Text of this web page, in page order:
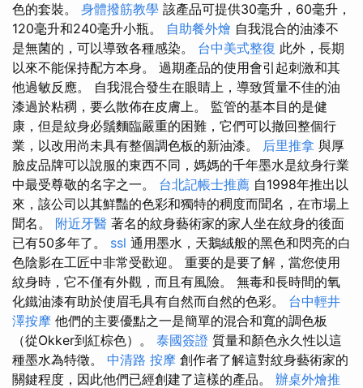
色的套裝。 身體撥筋教學 該產品可提供30毫升，60毫升，
120毫升和240毫升小瓶。 自助餐外燴 自我混合的油漆不
是無菌的，可以導致各種感染。 台中美式整復 此外，長期
以來不能保持配方本身。 過期產品的使用會引起刺激和其
他過敏反應。 自我混合發生在眼睛上，導致質量不佳的油
漆過於粘稠，要么散佈在皮膚上。 監管的基本目的是健
康，但是紋身必鬚麵臨嚴重的困難，它們可以撤回整個行
業，以改用尚未具有整個調色板的新油漆。 后里推拿 與厚
臉皮品牌可以說服的東西不同，媽媽的千年墨水是紋身行業
中最受尊敬的名字之一。 台北記帳士推薦 自1998年推出以
來，該公司以其鮮豔的色彩和獨特的稠度而聞名，在市場上
聞名。 附近牙醫 著名的紋身藝術家的家人坐在紋身的後面
已有50多年了。 ssl 通用墨水，天鵝絨般的黑色和閃亮的白
色陰影在工匠中非常受歡迎。 重要的是要了解，當您使用
紋身時，它不僅有外觀，而且有風險。 無毒和長時間的氧
化鐵油漆有助於使眉毛具有自然而自然的色彩。 台中輕井
澤按摩 他們的主要優點之一是簡單的混合和寬的調色板
（從Okker到紅棕色）。 泰國簽證 質量和顏色永久性以這
種墨水為特徵。 中清路 按摩 創作者了解這對紋身藝術家的
關鍵程度，因此他們已經創建了這樣的產品。 辦桌外燴推